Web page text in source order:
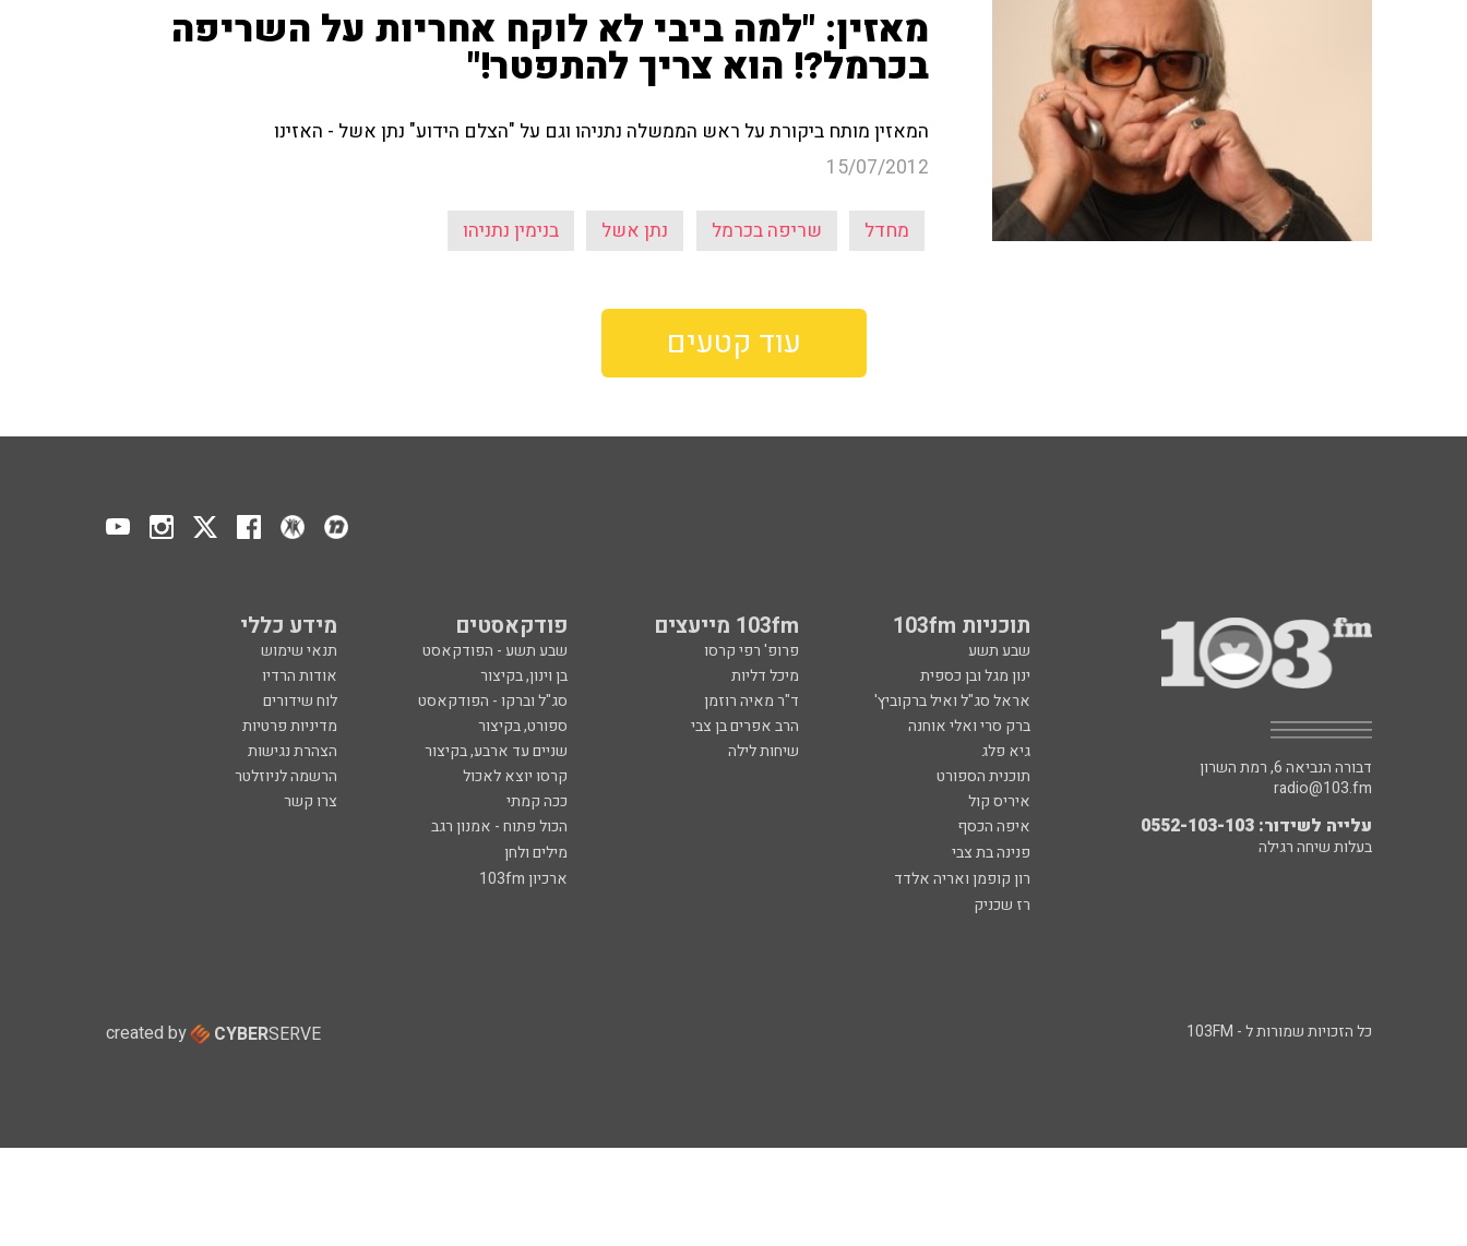
מאזין: "למה ביבי לא לוקח אחריות על השריפה
בכרמל?! הוא צריך להתפטר!"
המאזין מותח ביקורת על ראש הממשלה נתניהו וגם על "הצלם הידוע" נתן אשל - האזינו
15/07/2012
מחדל שריפה בכרמל נתן אשל בנימין נתניהו
עוד קטעים
תוכניות 103fm 103fm מייעצים פודקאסטים מידע כללי
שבע תשע פרופ' רפי קרסו שבע תשע - הפודקאסט
תנאי שימוש
ינון מגל ובן כספית
מיכל דליות בן וינון, בקיצור
אודות הרדיו
אראל סג"ל ואיל ברקוביץ'
ד"ר מאיה רוזמן סג"ל וברקו - הפודקאסט
לוח שידורים
ברק סרי ואלי אוחנה
הרב אפרים בן צבי ספורט, בקיצור
מדיניות פרטיות
גיא פלג
שיחות לילה שניים עד ארבע, בקיצור
הצהרת נגישות
תוכנית הספורט
קרסו יוצא לאכול
הרשמה לניוזלטר
איריס קול
ככה קמתי
צרו קשר
איפה הכסף
הכול פתוח - אמנון רגב
פנינה בת צבי
מילים ולחן
רון קופמן ואריה אלדד
ארכיון 103fm
רז שכניק
דבורה הנביאה 6, רמת השרון
radio@103.fm
עלייה לשידור: 0552-103-103
בעלות שיחה רגילה
כל הזכויות שמורות ל - 103FM created by CYBERSERVE